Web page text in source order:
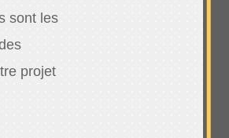
sont les
projet